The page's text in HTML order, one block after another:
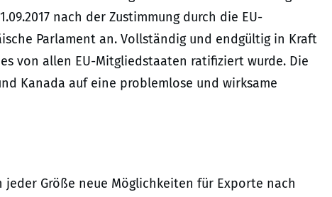
nach der Zustimmung durch die EU-
Parlament an. Vollständig und endgültig in Kraft
von allen EU-Mitgliedstaaten ratifiziert wurde. Die
Kanada auf eine problemlose und wirksame
jeder Größe neue Möglichkeiten für Exporte nach